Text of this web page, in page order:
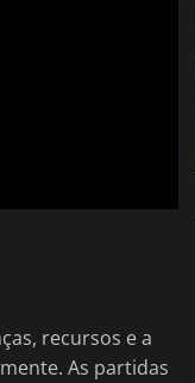
recursos e a
As partidas